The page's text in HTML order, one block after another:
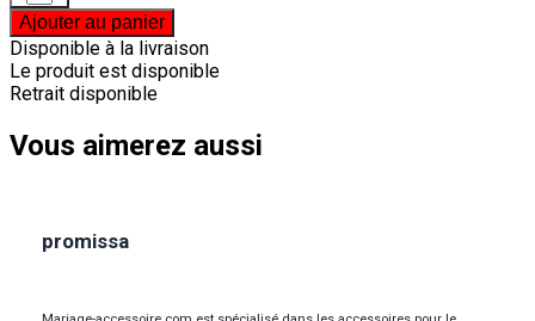
Ajouter au panier
Disponible à la livraison
Le produit est disponible
Retrait disponible
Vous aimerez aussi
promissa